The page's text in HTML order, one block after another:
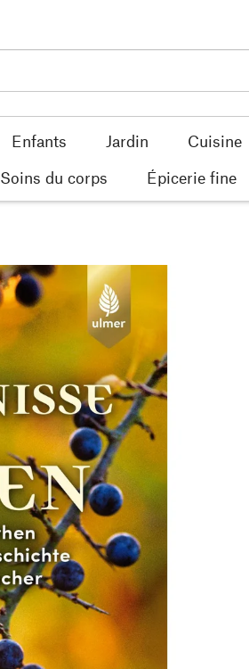
Enfants Jardin Cuisine
Soins du corps Épicerie fine